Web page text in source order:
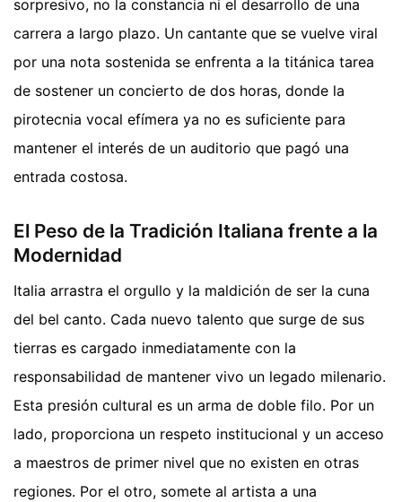
sorpresivo, no la constancia ni el desarrollo de una
carrera a largo plazo. Un cantante que se vuelve viral
por una nota sostenida se enfrenta a la titánica tarea
de sostener un concierto de dos horas, donde la
pirotecnia vocal efímera ya no es suficiente para
mantener el interés de un auditorio que pagó una
entrada costosa.
El Peso de la Tradición Italiana frente a la
Modernidad
Italia arrastra el orgullo y la maldición de ser la cuna
del bel canto. Cada nuevo talento que surge de sus
tierras es cargado inmediatamente con la
responsabilidad de mantener vivo un legado milenario.
Esta presión cultural es un arma de doble filo. Por un
lado, proporciona un respeto institucional y un acceso
a maestros de primer nivel que no existen en otras
regiones. Por el otro, somete al artista a una